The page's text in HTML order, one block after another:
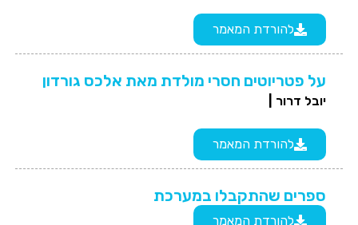
להורדת המאמר
על פטריוטים חסרי מולדת מאת אלכס גורדון
יובל דרור |
להורדת המאמר
ספרים שהתקבלו במערכת
להורדת המאמר